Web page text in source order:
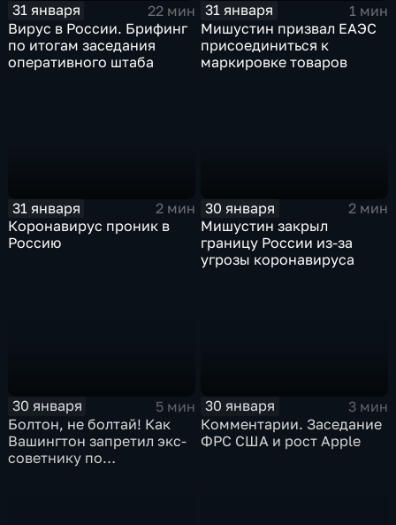
31 января
22 мин
Вирус в России. Брифинг
по итогам заседания
оперативного штаба
31 января
1 мин
Мишустин призвал ЕАЭС
присоединиться к
маркировке товаров
31 января
2 мин
Коронавирус проник в
Россию
30 января
2 мин
Мишустин закрыл
границу России из-за
угрозы коронавируса
30 января
5 мин
Болтон, не болтай! Как
Вашингтон запретил экс-
советнику по
30 января
3 мин
Комментарии. Заседание
ФРС США и рост Apple